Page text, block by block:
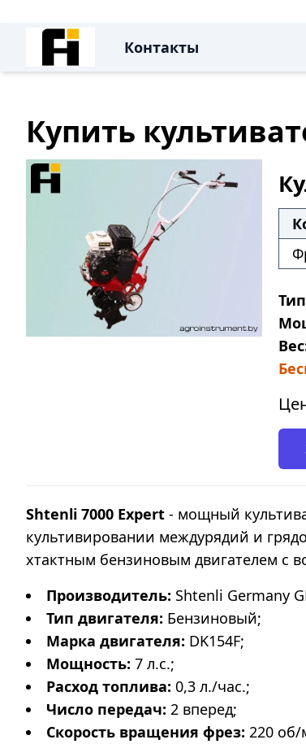
Контакты
Купить
Shtenli 7000 Expert - мощный
культивировании междурядий и
хтактным бензиновым двигателем с
Производитель: Shtenli Germany
Тип двигателя: Бензиновый;
Марка двигателя: DK154F;
Мощность: 7 л.с.;
Расход топлива: 0,3 л./час.;
Число передач: 2 вперед;
Скорость вращения фрез: 220